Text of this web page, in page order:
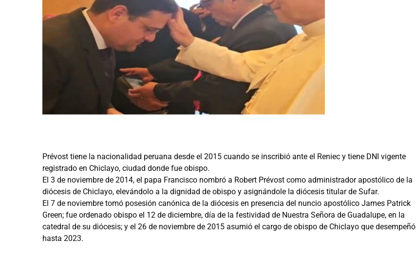
Prévost tiene la nacionalidad peruana desde el 2015 cuando se inscribió ante el Reniec y tiene DNI vigente
registrado en Chiclayo, ciudad donde fue obispo.
El 3 de noviembre de 2014, el papa Francisco nombró a Robert Prévost como administrador apostólico de la
diócesis de Chiclayo, elevándolo a la dignidad de obispo y asignándole la diócesis titular de Sufar.
El 7 de noviembre tomó posesión canónica de la diócesis en presencia del nuncio apostólico James Patrick
Green; fue ordenado obispo el 12 de diciembre, día de la festividad de Nuestra Señora de Guadalupe, en la
catedral de su diócesis; y el 26 de noviembre de 2015 asumió el cargo de obispo de Chiclayo que desempeñó
hasta 2023.